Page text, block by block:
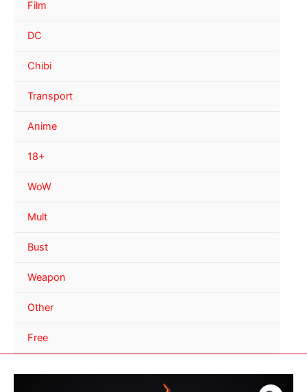
Film
DC
Chibi
Transport
Anime
18+
WoW
Mult
Bust
Weapon
Other
Free